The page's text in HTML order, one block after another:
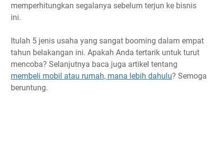
memperhitungkan segalanya sebelum terjun ke bisnis
ini.
Itulah 5 jenis usaha yang sangat booming dalam empat
tahun belakangan ini. Apakah Anda tertarik untuk turut
mencoba? Selanjutnya baca juga artikel tentang
membeli mobil atau rumah, mana lebih dahulu? Semoga
beruntung.